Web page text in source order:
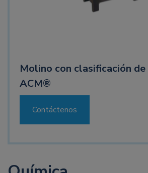
Molino con clasificación
ACM®
Contáctenos